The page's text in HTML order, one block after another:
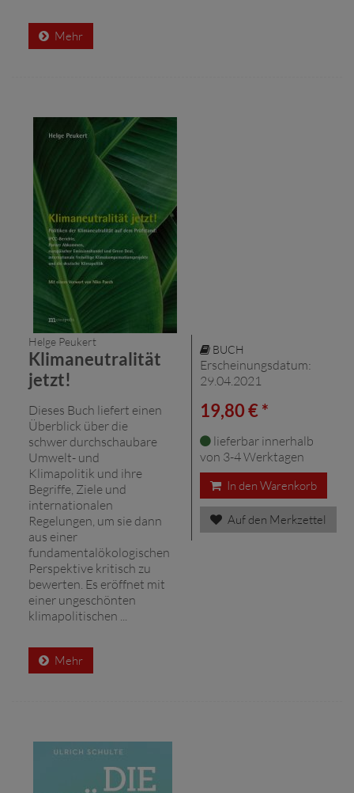
Mehr
Helge Peukert
Klimaneutralität
jetzt!
Dieses Buch liefert einen
Überblick über die
schwer durchschaubare
Umwelt- und
Klimapolitik und ihre
Begriffe, Ziele und
internationalen
Regelungen, um sie dann
aus einer
fundamentalökologischen
Perspektive kritisch zu
bewerten. Es eröffnet mit
einer ungeschönten
klimapolitischen ...
Mehr
BUCH
Erscheinungsdatum:
29.04.2021
19,80 € *
lieferbar innerhalb
von 3-4 Werktagen
In den Warenkorb
Auf den Merkzettel